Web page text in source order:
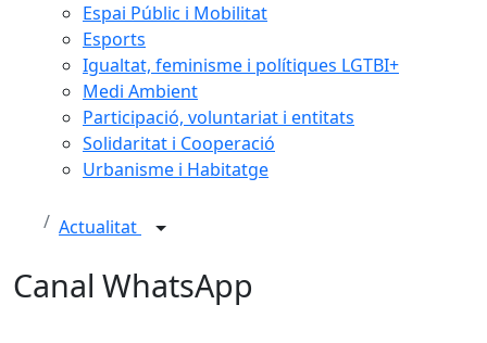
Espai Públic i Mobilitat
Esports
Igualtat, feminisme i polítiques LGTBI+
Medi Ambient
Participació, voluntariat i entitats
Solidaritat i Cooperació
Urbanisme i Habitatge
Actualitat
Canal WhatsApp